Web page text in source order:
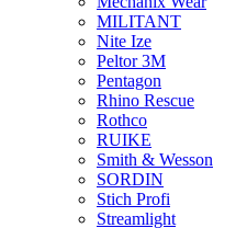
MILITANT
Nite Ize
Peltor 3M
Pentagon
Rhino Rescue
Rothco
RUIKE
Smith & Wesson
SORDIN
Stich Profi
Streamlight